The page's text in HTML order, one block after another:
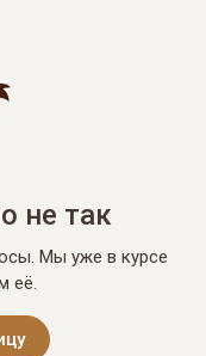
не так
Мы уже в курсе
её.